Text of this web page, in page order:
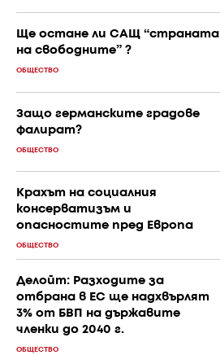
Ще остане ли САЩ “страната
на свободните” ?
ОБЩЕСТВО
Защо германските градове
фалират?
ОБЩЕСТВО
Крахът на социалния
консерватизъм и
опасностите пред Европа
ОБЩЕСТВО
Делойт: Разходите за
отбрана в ЕС ще надхвърлят
3% от БВП на държавите
членки до 2040 г.
ОБЩЕСТВО